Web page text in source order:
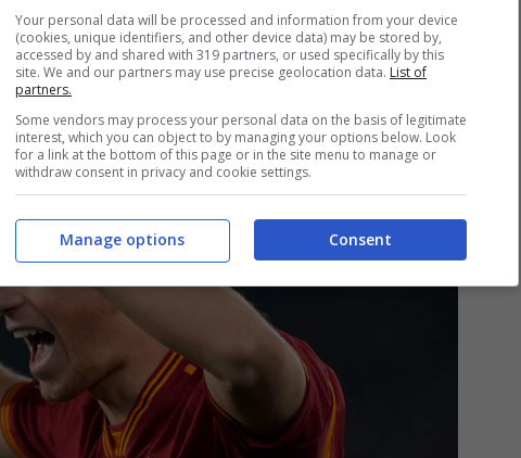
e l’esternoMatias Soulé.
Your personal data will be processed and information from your device
(cookies, unique identifiers, and other device data) may be stored by,
accessed by and shared with 319 partners, or used specifically by this
site. We and our partners may use precise geolocation data. List of
partners.
Some vendors may process your personal data on the basis of legitimate
interest, which you can object to by managing your options below. Look
for a link at the bottom of this page or in the site menu to manage or
withdraw consent in privacy and cookie settings.
Consent
Manage options